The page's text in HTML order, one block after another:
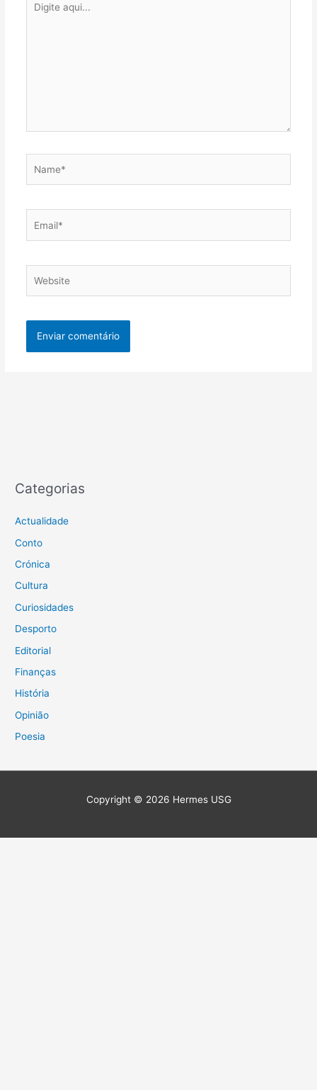
aqui...
Categorias
Actualidade
Conto
Crónica
Cultura
Curiosidades
Desporto
Editorial
Finanças
História
Opinião
Poesia
Copyright © 2026 Hermes USG